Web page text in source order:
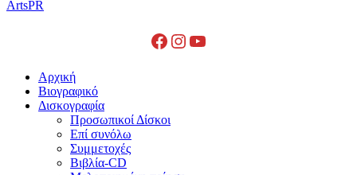
ArtsPR
Facebook
Instagram
YouTube
Close
Menu
Αρχική
Βιογραφικό
Δισκογραφία
Προσωπικοί Δίσκοι
Επί συνόλω
Συμμετοχές
Βιβλία-CD